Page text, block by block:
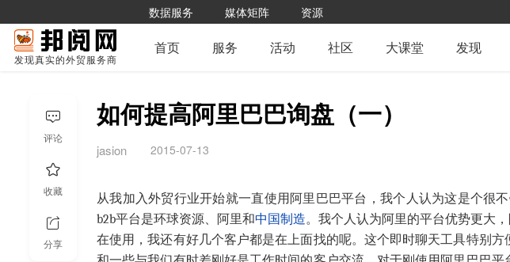
数据服务 媒体矩阵 资源
发现真实的外贸服务商
首页 服务 活动 社区 大课堂 发现
如何提高阿里巴巴询盘（一）
jasion 2015-07-13
从我加入外贸行业开始就一直使用阿里巴巴平台，我个人认为这是个很
b2b平台是环球资源、阿里和中国制造。我个人认为阿里的平台优势更大
在使用，我还有好几个客户都是在上面找的呢。这个即时聊天工具特别
评论
收藏
分享